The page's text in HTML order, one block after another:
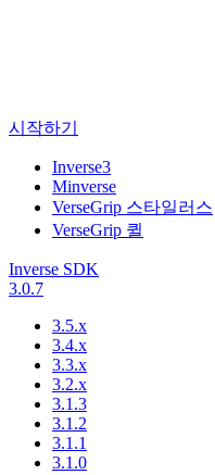
시작하기
Inverse3
Minverse
VerseGrip 스타일러스
VerseGrip 퀼
Inverse SDK
3.0.7
3.5.x
3.4.x
3.3.x
3.2.x
3.1.3
3.1.2
3.1.1
3.1.0